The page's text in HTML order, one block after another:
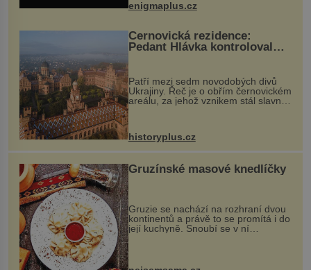
...
enigmaplus.cz
Černovická rezidence:
Pedant Hlávka kontroloval
Patří mezi sedm novodobých divů
Ukrajiny. Řeč je o obřím černovickém
areálu, za jehož vznikem stál slavný
český architekt Josef Hlávka. Ten si
na něm dal mimořádně záležet. Jeho
historyplus.cz
Gruzínské masové knedlíčky
Gruzie se nachází na rozhraní dvou
kontinentů a právě to se promítá i do
její kuchyně. Snoubí se v ní
evropské a asijské chutě a díky tomu
pokrmy, které rozhodně st...